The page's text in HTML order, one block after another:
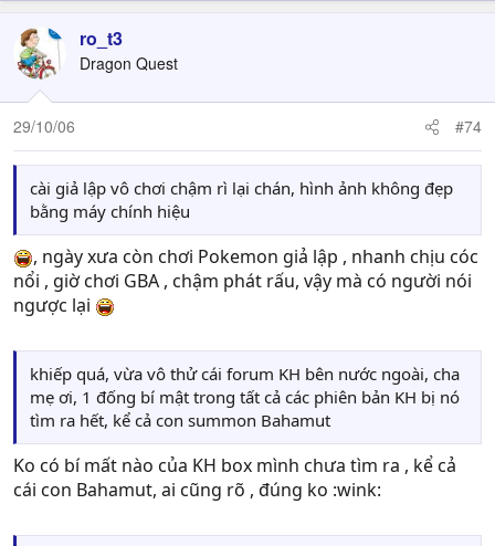
ro_t3
Dragon Quest
29/10/06 #74
cài giả lập vô chơi chậm rì lại chán, hình ảnh không đẹp
bằng máy chính hiệu
, ngày xưa còn chơi Pokemon giả lập , nhanh chịu cóc
nổi , giờ chơi GBA , chậm phát rấu, vậy mà có người nói
ngược lại
khiếp quá, vừa vô thử cái forum KH bên nước ngoài, cha
mẹ ơi, 1 đống bí mật trong tất cả các phiên bản KH bị nó
tìm ra hết, kể cả con summon Bahamut
Ko có bí mất nào của KH box mình chưa tìm ra , kể cả
cái con Bahamut, ai cũng rõ , đúng ko :wink: